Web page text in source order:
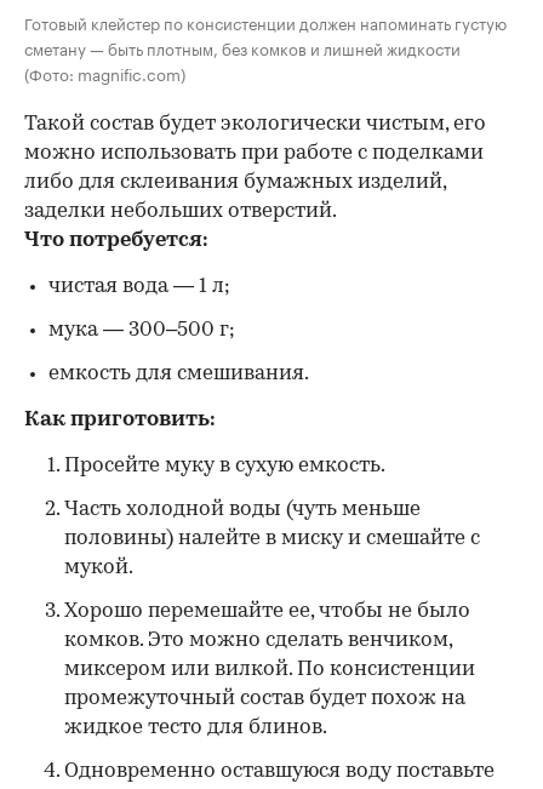
Готовый клейстер по консистенции должен напоминать густую
сметану — быть плотным, без комков и лишней жидкости
(Фото: magnific.com)
Такой состав будет экологически чистым, его
можно использовать при работе с поделками
либо для склеивания бумажных изделий,
заделки небольших отверстий.
Что потребуется:
чистая вода — 1 л;
мука — 300–500 г;
емкость для смешивания.
Как приготовить:
Просейте муку в сухую емкость.
Часть холодной воды (чуть меньше
половины) налейте в миску и смешайте с
мукой.
Хорошо перемешайте ее, чтобы не было
комков. Это можно сделать венчиком,
миксером или вилкой. По консистенции
промежуточный состав будет похож на
жидкое тесто для блинов.
Одновременно оставшуюся воду поставьте